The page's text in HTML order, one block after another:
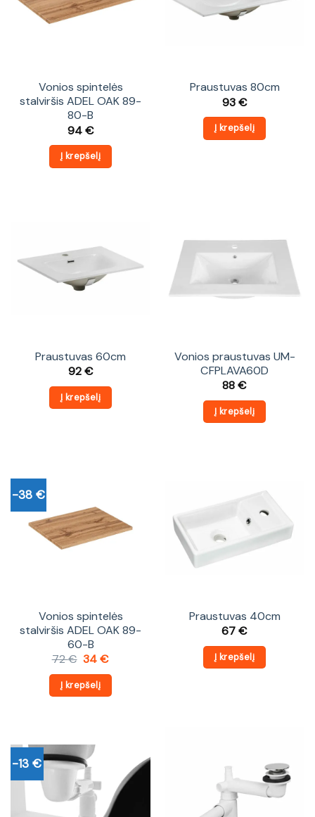
Vonios spintelės
stalviršis ADEL OAK 89-
80-B
94€
Į krepšelį
Praustuvas 80cm
93€
Į krepšelį
Praustuvas 60cm
92€
Į krepšelį
Vonios praustuvas UM-
CFPLAVA60D
88€
Į krepšelį
-38 €
Vonios spintelės
stalviršis ADEL OAK 89-
60-B
72€ Original
was:
72 €.
34€Current
is:
34 €.
Į krepšelį
Praustuvas 40cm
67€
Į krepšelį
-13 €